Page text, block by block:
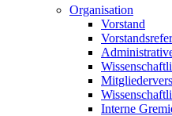
Organisation
Vorstand
Interne